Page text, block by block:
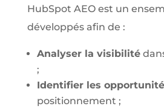
HubSpot AEO est un
développés afin de :
Analyser la visibilité
;
Identifier les
positionnement ;